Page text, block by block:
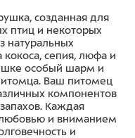
созданная для
птиц и некоторых
натуральных
кокоса, сепия, люфа и
особый шарм и
Ваш питомец
компонентов
Каждая
любовью и вниманием
и